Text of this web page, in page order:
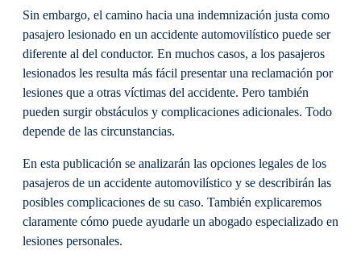
Sin embargo, el camino hacia una indemnización justa como
pasajero lesionado en un accidente automovilístico puede ser
diferente al del conductor. En muchos casos, a los pasajeros
lesionados les resulta más fácil presentar una reclamación por
lesiones que a otras víctimas del accidente. Pero también
pueden surgir obstáculos y complicaciones adicionales. Todo
depende de las circunstancias.
En esta publicación se analizarán las opciones legales de los
pasajeros de un accidente automovilístico y se describirán las
posibles complicaciones de su caso. También explicaremos
claramente cómo puede ayudarle un abogado especializado en
lesiones personales.